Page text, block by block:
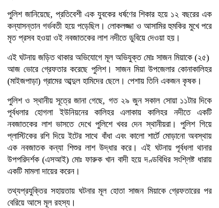
পুলিশ জানিয়েছে, প্রতিবেশী এক যুবকের ধর্ষণের শিকার হয়ে ১২ বছরের এক
কন্যাসন্তান গর্ভবতী হয়ে পড়েছিল। লোকলজ্জা ও আসামির হুমকির মুখে পরে
মৃত প্রসব হওয়া ওই নবজাতকের লাশ নদীতে ডুবিয়ে দেওয়া হয়।
এই ঘটনায় জড়িত থাকার অভিযোগে মূল অভিযুক্ত মোঃ সাজন মিয়াকে (২৫)
আজ ভোরে গ্রেফতার করেছে পুলিশ। সাজন মিয়া উপজেলার কোনাকালিহর
(মাইজপাড়া) গ্রামের আব্দুল হামিদের ছেলে। পেশায় তিনি একজন কৃষক।
পুলিশ ও স্থানীয় সূত্রে জানা গেছে, গত ২৯ জুন সকাল সোয়া ১১টার দিকে
পূর্বধলার হোগলা ইউনিয়নের কালিহর এলাকায় কালিহর নদীতে একটি
নবজাতকের লাশ ভাসতে দেখে পুলিশে খবর দেন স্থানীয়রা। পুলিশ গিয়ে
প্লাস্টিকের রশি দিয়ে ইটের সাথে বাঁধা এবং কালো শার্টে মোড়ানো অবস্থায়
এক নবজাতক কন্যা শিশুর লাশ উদ্ধার করে। এই ঘটনায় পূর্বধলা থানার
উপপরিদর্শক (এসআই) মোঃ ফারুক খান বাদী হয়ে দণ্ডবিধির সংশ্লিষ্ট ধারায়
একটি মামলা দায়ের করেন।
তথ্যপ্রযুক্তির সহায়তায় ঘটনার মূল হোতা সাজন মিয়াকে গ্রেফতারের পর
বেরিয়ে আসে মূল রহস্য।